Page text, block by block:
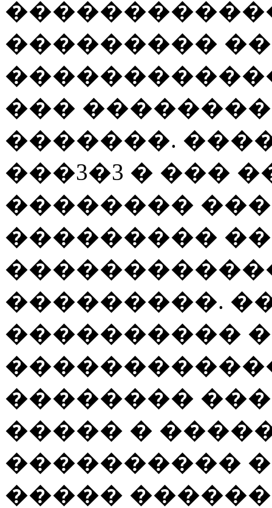
���������
���
�������.
���3�3 � ���
��������
���������
���������.
����������
��������
����� �
����������
�����